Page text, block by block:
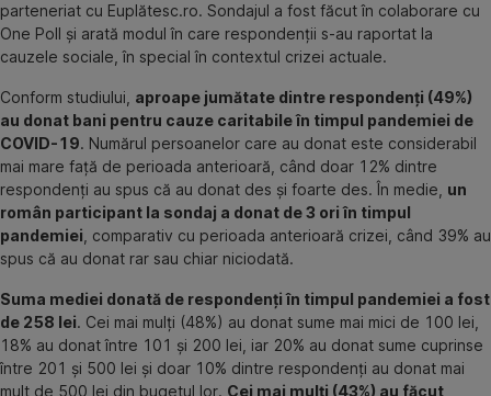
parteneriat cu Euplătesc.ro. Sondajul a fost făcut în colaborare cu
One Poll și arată modul în care respondenții s-au raportat la
cauzele sociale, în special în contextul crizei actuale.
Conform studiului, aproape jumătate dintre respondenți (49%)
au donat bani pentru cauze caritabile în timpul pandemiei de
COVID-19. Numărul persoanelor care au donat este considerabil
mai mare față de perioada anterioară, când doar 12% dintre
respondenți au spus că au donat des și foarte des. În medie, un
român participant la sondaj a donat de 3 ori în timpul
pandemiei , comparativ cu perioada anterioară crizei, când 39% au
spus că au donat rar sau chiar niciodată.
Suma mediei donată de respondenţi în timpul pandemiei a fost
de 258 lei. Cei mai mulți (48%) au donat sume mai mici de 100 lei,
18% au donat între 101 și 200 lei, iar 20% au donat sume cuprinse
între 201 și 500 lei și doar 10% dintre respondenți au donat mai
mult de 500 lei din bugetul lor. Cei mai mulți (43%) au făcut